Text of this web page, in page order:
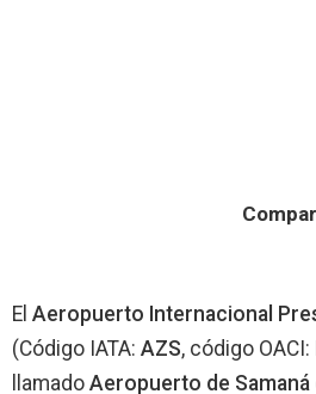
El Aeropuerto Internacional
(Código IATA: AZS, código OACI:
llamado Aeropuerto de Samaná